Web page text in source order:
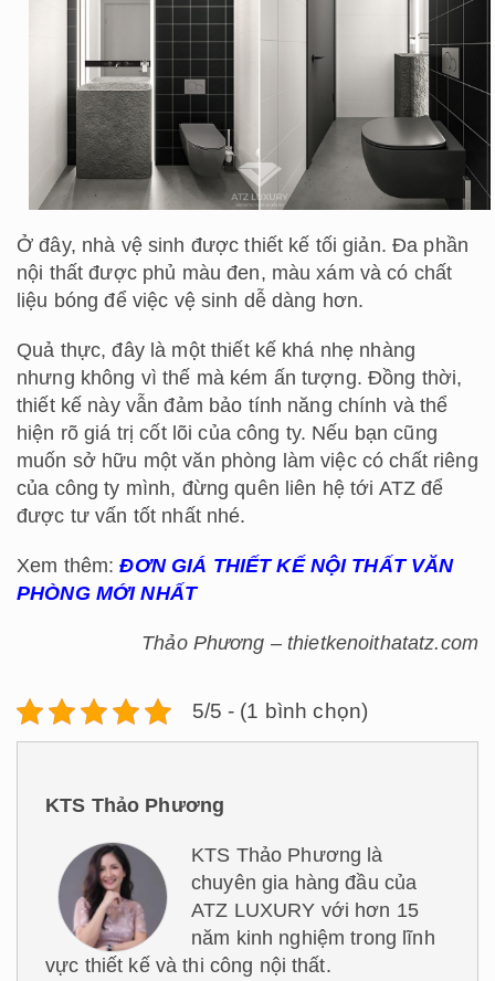
Ở đây, nhà vệ sinh được thiết kế tối giản. Đa phần
nội thất được phủ màu đen, màu xám và có chất
liệu bóng để việc vệ sinh dễ dàng hơn.
Quả thực, đây là một thiết kế khá nhẹ nhàng
nhưng không vì thế mà kém ấn tượng. Đồng thời,
thiết kế này vẫn đảm bảo tính năng chính và thể
hiện rõ giá trị cốt lõi của công ty. Nếu bạn cũng
muốn sở hữu một văn phòng làm việc có chất riêng
của công ty mình, đừng quên liên hệ tới ATZ để
được tư vấn tốt nhất nhé.
Xem thêm:ĐƠN GIÁ THIẾT KẾ NỘI THẤT VĂN
PHÒNG MỚI NHẤT
Thảo Phương – thietkenoithatatz.com
5/5 - (1 bình chọn)
KTS Thảo Phương
KTS Thảo Phương là
chuyên gia hàng đầu của
ATZ LUXURY với hơn 15
năm kinh nghiệm trong lĩnh
vực thiết kế và thi công nội thất.